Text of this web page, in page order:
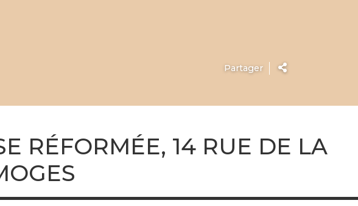
Partager
RÉFORMÉE, 14 RUE DE LA